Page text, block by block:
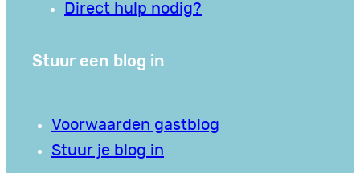
Direct hulp nodig?
Stuur een blog in
Voorwaarden gastblog
Stuur je blog in